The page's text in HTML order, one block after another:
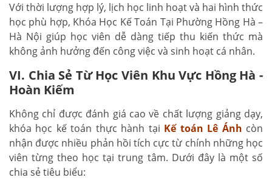
Với thời lượng hợp lý, lịch học linh hoạt và hai hình thức
học phù hợp, Khóa Học Kế Toán Tại Phường Hồng Hà –
Hà Nội giúp học viên dễ dàng tiếp thu kiến thức mà
không ảnh hưởng đến công việc và sinh hoạt cá nhân.
VI. Chia Sẻ Từ Học Viên Khu Vực Hồng Hà -
Hoàn Kiếm
Không chỉ được đánh giá cao về chất lượng giảng dạy,
khóa học kế toán thực hành tại Kế toán Lê Ánh còn
nhận được nhiều phản hồi tích cực từ chính những học
viên từng theo học tại trung tâm. Dưới đây là một số
chia sẻ tiêu biểu: